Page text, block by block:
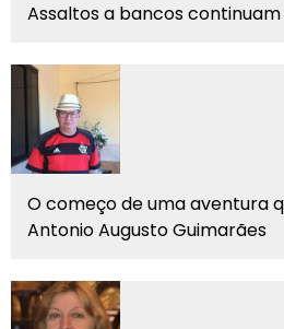
Assaltos a bancos continuam
O começo de uma aventura
Antonio Augusto Guimarães